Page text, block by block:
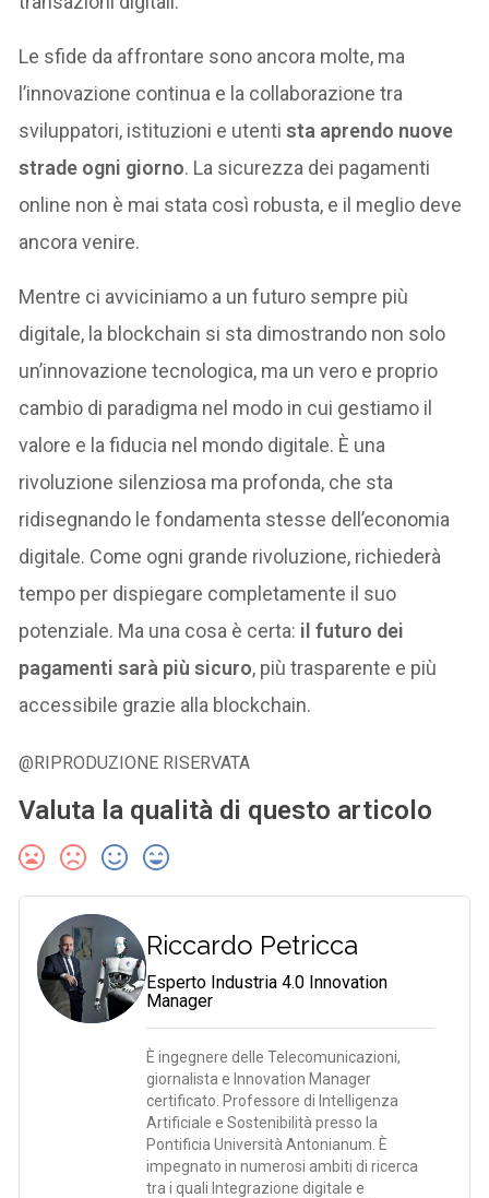
Le sfide da affrontare sono ancora molte, ma
l’innovazione continua e la collaborazione tra
sviluppatori, istituzioni e utenti sta aprendo nuove
strade ogni giorno. La sicurezza dei pagamenti
online non è mai stata così robusta, e il meglio deve
ancora venire.
Mentre ci avviciniamo a un futuro sempre più
digitale, la blockchain si sta dimostrando non solo
un’innovazione tecnologica, ma un vero e proprio
cambio di paradigma nel modo in cui gestiamo il
valore e la fiducia nel mondo digitale. È una
rivoluzione silenziosa ma profonda, che sta
ridisegnando le fondamenta stesse dell’economia
digitale. Come ogni grande rivoluzione, richiederà
tempo per dispiegare completamente il suo
potenziale. Ma una cosa è certa: il futuro dei
pagamenti sarà più sicuro, più trasparente e più
accessibile grazie alla blockchain.
@RIPRODUZIONE RISERVATA
Valuta la qualità di questo articolo
Riccardo Petricca
Esperto Industria 4.0 Innovation
Manager
È ingegnere delle Telecomunicazioni,
giornalista e Innovation Manager
certificato. Professore di Intelligenza
Artificiale e Sostenibilità presso la
Pontificia Università Antonianum. È
impegnato in numerosi ambiti di ricerca
tra i quali Integrazione digitale e